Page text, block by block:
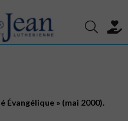
Évangélique » (mai 2000).